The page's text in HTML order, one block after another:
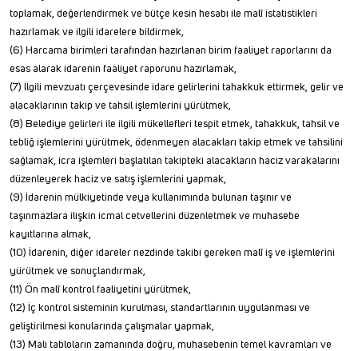
toplamak, değerlendirmek ve bütçe kesin hesabı ile malî istatistikleri
hazırlamak ve ilgili idarelere bildirmek,
(6) Harcama birimleri tarafından hazırlanan birim faaliyet raporlarını da
esas alarak idarenin faaliyet raporunu hazırlamak,
(7) İlgili mevzuatı çerçevesinde idare gelirlerini tahakkuk ettirmek, gelir ve
alacaklarının takip ve tahsil işlemlerini yürütmek,
(8) Belediye gelirleri ile ilgili mükellefleri tespit etmek, tahakkuk, tahsil ve
tebliğ işlemlerini yürütmek, ödenmeyen alacakları takip etmek ve tahsilini
sağlamak, icra işlemleri başlatılan takipteki alacakların haciz varakalarını
düzenleyerek haciz ve satış işlemlerini yapmak,
(9) İdarenin mülkiyetinde veya kullanımında bulunan taşınır ve
taşınmazlara ilişkin icmal cetvellerini düzenletmek ve muhasebe
kayıtlarına almak,
(10) İdarenin, diğer idareler nezdinde takibi gereken malî iş ve işlemlerini
yürütmek ve sonuçlandırmak,
(11) Ön malî kontrol faaliyetini yürütmek,
(12) İç kontrol sisteminin kurulması, standartlarının uygulanması ve
geliştirilmesi konularında çalışmalar yapmak,
(13) Mali tabloların zamanında doğru, muhasebenin temel kavramları ve